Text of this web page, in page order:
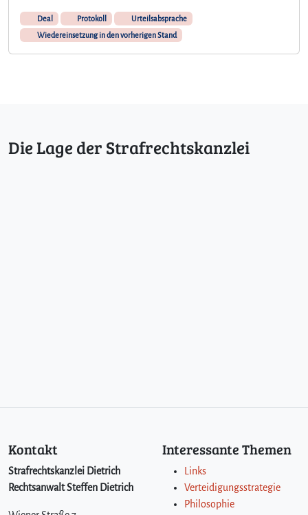
Deal Protokoll
Urteilsabsprache
Wiedereinsetzung in den vorherigen Stand
Die Lage der Strafrechtskanzlei
Kontakt
Strafrechtskanzlei Dietrich
Rechtsanwalt Steffen Dietrich
Interessante Themen
Links
Verteidigungsstrategie
Philosophie